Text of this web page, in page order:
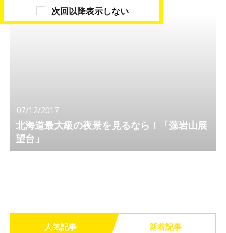
07/12/2017
北海道最大級の夜景を見るなら！「藻岩山展
望台」
人気記事 新着記事
次回以降表示しない